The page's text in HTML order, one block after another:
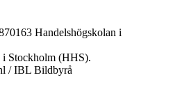
i Stockholm (HHS).
/ IBL Bildbyrå